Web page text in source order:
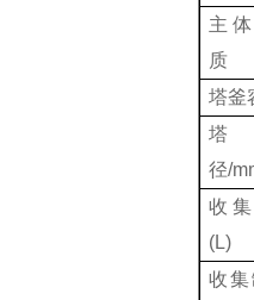
主
质
塔釜
径/
收
(L)
收